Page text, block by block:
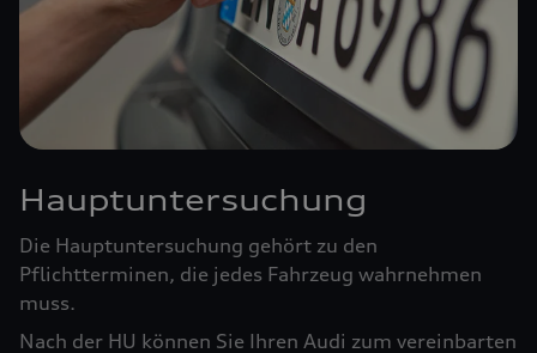
Hauptuntersuchung
Die Hauptuntersuchung gehört zu den
Pflichtterminen, die jedes Fahrzeug wahrnehmen
muss.
Nach der HU können Sie Ihren Audi zum vereinbarten